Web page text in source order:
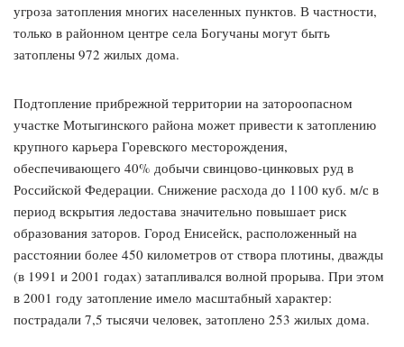
угроза затопления многих населенных пунктов. В частности,
только в районном центре села Богучаны могут быть
затоплены 972 жилых дома.
Подтопление прибрежной территории на затороопасном
участке Мотыгинского района может привести к затоплению
крупного карьера Горевского месторождения,
обеспечивающего 40% добычи свинцово-цинковых руд в
Российской Федерации. Снижение расхода до 1100 куб. м/с в
период вскрытия ледостава значительно повышает риск
образования заторов. Город Енисейск, расположенный на
расстоянии более 450 километров от створа плотины, дважды
(в 1991 и 2001 годах) затапливался волной прорыва. При этом
в 2001 году затопление имело масштабный характер:
пострадали 7,5 тысячи человек, затоплено 253 жилых дома.